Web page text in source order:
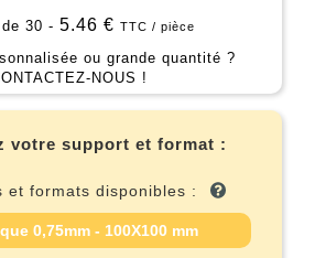
30 - 5.46 € TTC / pièce
ou grande quantité ?
NOUS !
votre support et format :
et formats disponibles :
0,75mm - 100X100 mm